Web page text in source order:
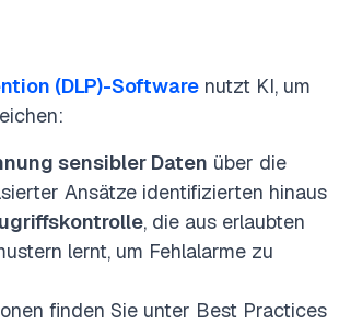
(DLP)-Software nutzt KI, um
sensibler Daten über die
Ansätze identifizierten hinaus
, die aus erlaubten
lernt, um Fehlalarme zu
finden Sie unter Best Practices